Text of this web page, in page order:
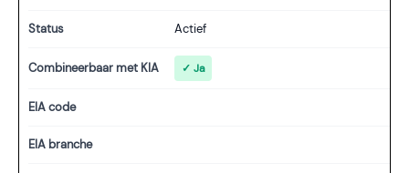
Status Actief
Combineerbaar met KIA ✓ Ja
EIA code
EIA branche